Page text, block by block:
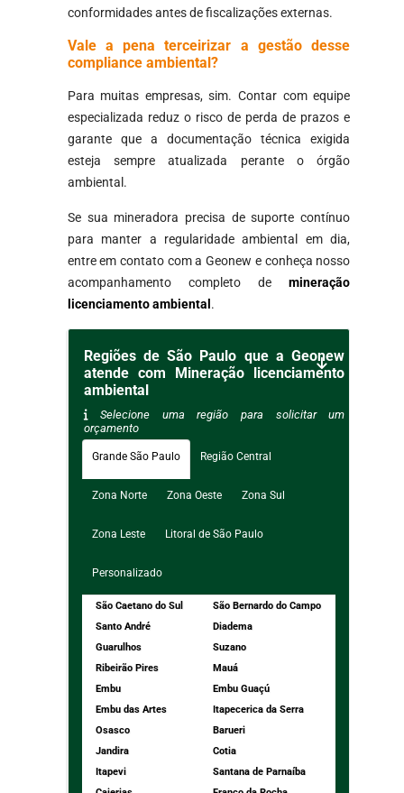
conformidades antes de fiscalizações externas.
Vale a pena terceirizar a gestão desse
compliance ambiental?
Para muitas empresas, sim. Contar com equipe
especializada reduz o risco de perda de prazos e
garante que a documentação técnica exigida
esteja sempre atualizada perante o órgão
ambiental.
Se sua mineradora precisa de suporte contínuo
para manter a regularidade ambiental em dia,
entre em contato com a Geonew e conheça nosso
acompanhamento completo demineração
licenciamento ambiental .
Regiões de São Paulo que a Geonew
atende com Mineração licenciamento
ambiental
Selecione uma região para solicitar um
orçamento
Grande São Paulo Região Central
Zona Norte Zona Oeste Zona Sul
Zona Leste Litoral de São Paulo
Personalizado
São Caetano do Sul
São Bernardo do Campo
Santo André
Diadema
Guarulhos
Suzano
Ribeirão Pires
Mauá
Embu
Embu Guaçú
Embu das Artes
Itapecerica da Serra
Osasco
Barueri
Jandira
Cotia
Itapevi
Santana de Parnaíba